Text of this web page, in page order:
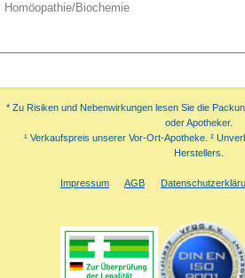
Homöopathie/Biochemie
* Zu Risiken und Nebenwirkungen lesen Sie die
oder Apotheker.
¹ Verkaufspreis unserer Vor-Ort-Apotheke. ²
Herstellers.
Impressum AGB